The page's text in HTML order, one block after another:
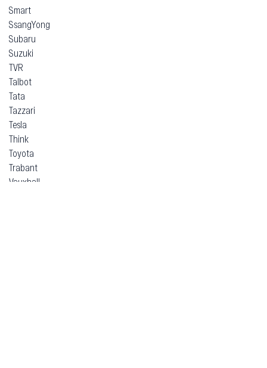
Smart
SsangYong
Subaru
Suzuki
TVR
Talbot
Tata
Tazzari
Tesla
Think
Toyota
Trabant
Vauxhall